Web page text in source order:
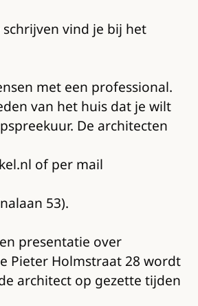
vind je bij het
met een professional.
van het huis dat je wilt
De architecten
of per mail
53).
presentatie over
Pieter Holmstraat 28 wordt
architect op gezette tijden